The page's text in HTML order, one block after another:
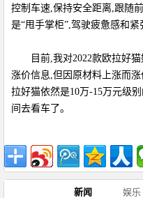
控制车速,保持安全距离,跟随
是“甩手掌柜”,驾驶疲惫感和紧
目前,我对2022款欧拉好
涨价信息,但因原材料上涨而
拉好猫依然是10万-15万元级
间去看车了。
新闻 娱乐